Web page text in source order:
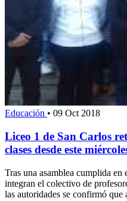
Educación • 09 Oct 2018
Liceo 1 de San Carlos
clases desde este
Tras una asamblea cumplida en
integran el colectivo de
las autoridades se confirmó que